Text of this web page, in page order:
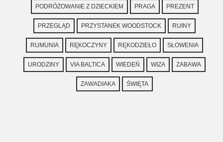
PODRÓŻOWANIE Z DZIECKIEM PRAGA PREZENT
PRZEGLĄD PRZYSTANEK WOODSTOCK RUINY
RUMUNIA RĘKOCZYNY RĘKODZIEŁO SŁOWENIA
URODZINY VIA BALTICA WIEDEŃ WIZA ZABAWA
ZAWADIAKA ŚWIĘTA